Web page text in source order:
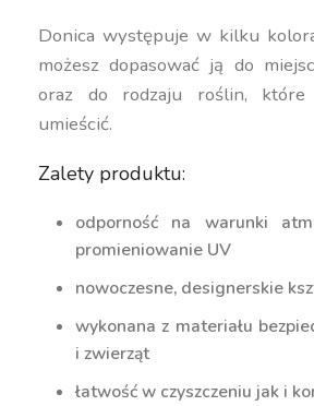
Donica występuje w kilku
możesz dopasować ją do
oraz do rodzaju roślin,
umieścić.
Zalety produktu:
odporność na warunki
promieniowanie UV
nowoczesne, designerskie
wykonana z materiału
i zwierząt
łatwość w czyszczeniu jak i